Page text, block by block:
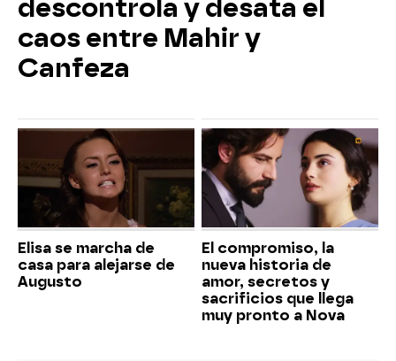
descontrola y desata el
caos entre Mahir y
Canfeza
Elisa se marcha de
casa para alejarse de
Augusto
El compromiso, la
nueva historia de
amor, secretos y
sacrificios que llega
muy pronto a Nova